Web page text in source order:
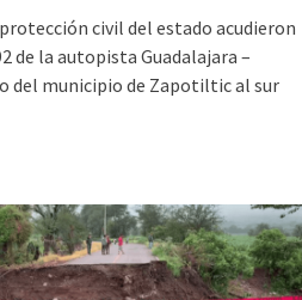
civil del estado acudieron
de la autopista Guadalajara –
del municipio de Zapotiltic al sur